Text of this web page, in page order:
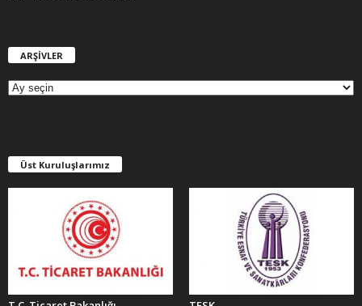
ARŞİVLER
E
R
Üst Kuruluşlarımız